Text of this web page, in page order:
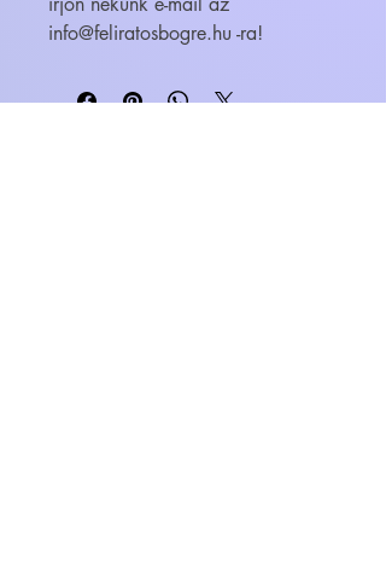
info@feliratosbogre.hu -ra!